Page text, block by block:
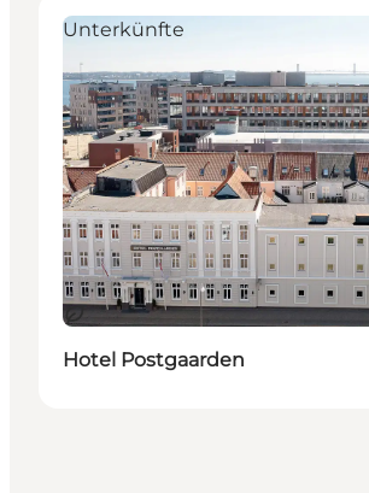
Nachhaltig
Unterkünfte
Hotel Postgaarden